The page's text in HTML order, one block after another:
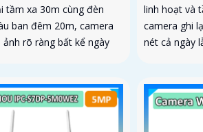
tầm xa 30m cùng đèn
ban đêm 20m, camera
ảnh rõ ràng bất kể ngày
linh hoạt và
camera ghi
nét cả ngày